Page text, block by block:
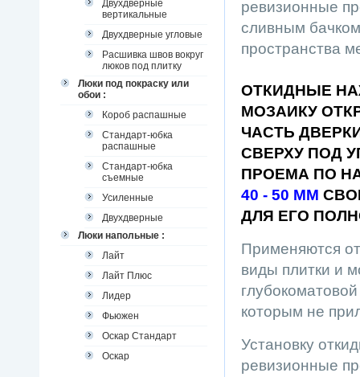
Двухдверные
вертикальные
Двухдверные угловые
Расшивка швов вокруг
люков под плитку
Люки под покраску или
обои :
Короб распашные
Стандарт-юбка
распашные
Стандарт-юбка
съемные
Усиленные
Двухдверные
Люки напольные :
Лайт
Лайт Плюс
Лидер
Фьюжен
Оскар Стандарт
Оскар
ревизионные
сливным
пространства
ОТКИДНЫЕ
МОЗАИКУ
ЧАСТЬ
СВЕРХУ ПОД
ПРОЕМА ПО
40 - 50 ММ
ДЛЯ ЕГО
Применяются
виды плитки и
которым не
Установку
ревизионные